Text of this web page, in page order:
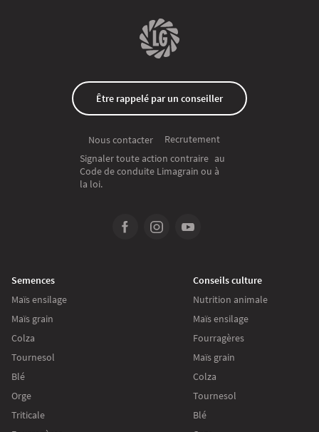
Être rappelé par un conseiller
Nous contacter
Recrutement
Signaler toute action contraire au
Code de conduite Limagrain ou à
la loi.
Semences
Maïs ensilage
Maïs grain
Colza
Tournesol
Blé
Orge
Triticale
Conseils culture
Nutrition animale
Maïs ensilage
Fourragères
Maïs grain
Colza
Tournesol
Blé